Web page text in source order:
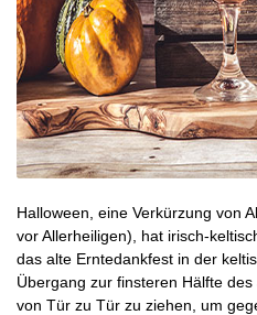
Halloween, eine Verkürzung von
vor Allerheiligen), hat irisch-
das alte Erntedankfest in der
Übergang zur finsteren Hälfte
von Tür zu Tür zu ziehen, um